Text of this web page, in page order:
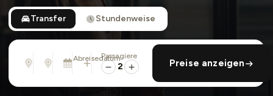
Transfer Stundenweise
Von
Adresse, Flughafen, Hotel, ...
Nach
Adresse, Flughafen, Hotel, ...
Abreisedatum
Mi., 12. Aug. · 01:45 PM
rückfahrt hinzufügen
Passagiere
2 Preise anzeigen